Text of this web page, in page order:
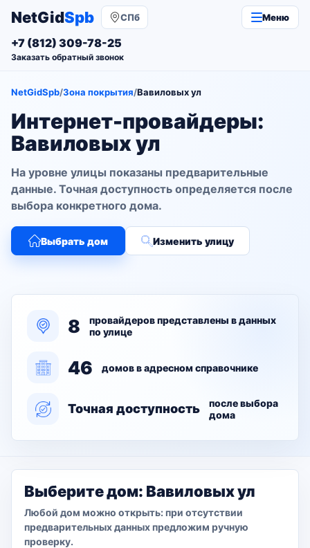
NetGidSpb СПб Меню
+7 (812) 309-78-25
Заказать обратный звонок
NetGidSpb/Зона покрытия/Вавиловых ул
Интернет-провайдеры:
Вавиловых ул
На уровне улицы показаны предварительные
данные. Точная доступность определяется после
выбора конкретного дома.
Выбрать дом Изменить улицу
8
провайдеров представлены в данных
по улице
46 домов в адресном справочнике
Точная доступность
после выбора
дома
Выберите дом: Вавиловых ул
Любой дом можно открыть: при отсутствии
предварительных данных предложим ручную
проверку.